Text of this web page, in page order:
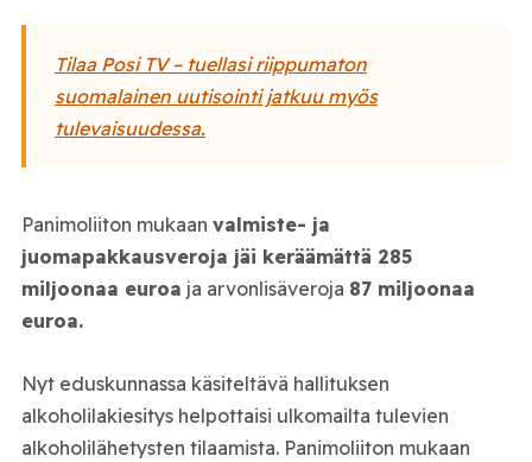
Tilaa Posi TV – tuellasi riippumaton
suomalainen uutisointi jatkuu myös
tulevaisuudessa.
Panimoliiton mukaan valmiste- ja
juomapakkausveroja jäi keräämättä 285
miljoonaa euroa ja arvonlisäveroja 87 miljoonaa
euroa.
Nyt eduskunnassa käsiteltävä hallituksen
alkoholilakiesitys helpottaisi ulkomailta tulevien
alkoholilähetysten tilaamista. Panimoliiton mukaan